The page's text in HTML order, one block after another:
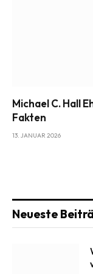
Michael C. Hall
Fakten
13. JANUAR 2026
Neueste